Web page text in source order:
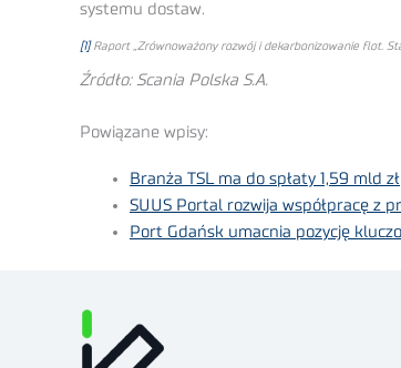
systemu dostaw.
[1]Raport „Zrównoważony rozwój i dekarbonizowanie flot.
Źródło: Scania Polska S.A.
Powiązane wpisy:
Branża TSL ma do spłaty 1,59 mld zł
SUUS Portal rozwija współpracę z
Port Gdańsk umacnia pozycję